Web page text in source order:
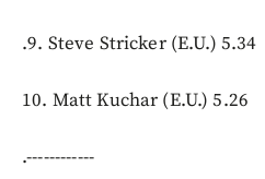
.9. Steve Stricker (E.U.) 5.34
10. Matt Kuchar (E.U.) 5.26
.------------